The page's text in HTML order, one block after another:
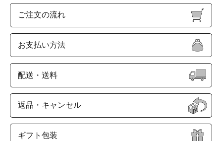
ご注文の流れ
お支払い方法
配送・送料
返品・キャンセル
ギフト包装